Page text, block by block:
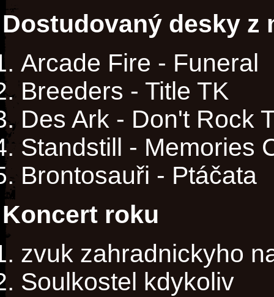
Dostudovaný desky z
Arcade Fire - Funeral
Breeders - Title TK
Des Ark - Don't Rock
Standstill - Memories
Brontosauři - Ptáčata
Koncert roku
zvuk zahradnickyho
Soulkostel kdykoliv